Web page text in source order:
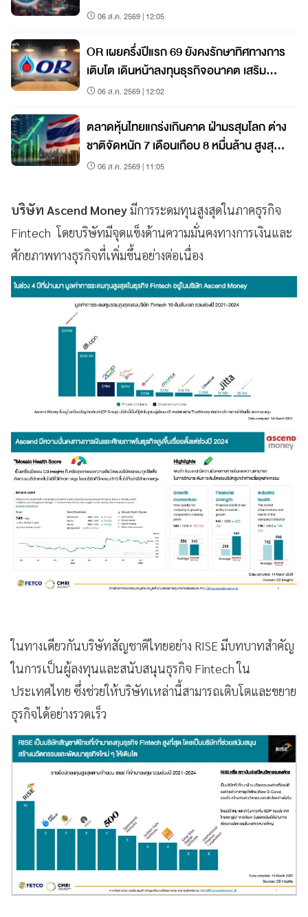
06 ส.ค. 2569 | 12:05
OR เผยครึ่งปีแรก 69 ยังคงรักษาทิศทางการ
เติบโต เดินหน้าลงทุนธุรกิจอนาคต เสริม
เติบโตระยะยาว
06 ส.ค. 2569 | 12:02
ตลาดหุ้นไทยแกร่งเกินคาด ฝ่ามรสุมโลก ต่าง
ชาติจัดหนัก 7 เดือนเกือบ 8 หมื่นล้าน สูงสุด
ในภูมิภาค
06 ส.ค. 2569 | 11:05
บริษัท Ascend Moneyมีการระดมทุนสูงสุดในภาคธุรกิจ
Fintech โดยบริษัทมีจุดแข็งด้านความมั่นคงทางการเงินและ
ศักยภาพทางธุรกิจที่เพิ่มขึ้นอย่างต่อเนื่อง
ในทางเดียวกันบริษัทสัญชาติไทยอย่าง RISE มีบทบาทสำคัญ
ในการเป็นผู้ลงทุนและสนับสนุนธุรกิจ Fintech ใน
ประเทศไทย ซึ่งช่วยให้บริษัทเหล่านี้สามารถเติบโตและขยาย
ธุรกิจได้อย่างรวดเร็ว